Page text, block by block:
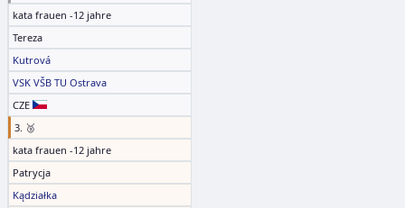
kata frauen -12 jahre
Tereza
Kutrová
VSK VŠB TU Ostrava
CZE
3. 🥉
kata frauen -12 jahre
Patrycja
Kądziałka